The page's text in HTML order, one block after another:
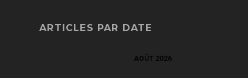
ARTICLES PAR DATE
AOÛT 2026